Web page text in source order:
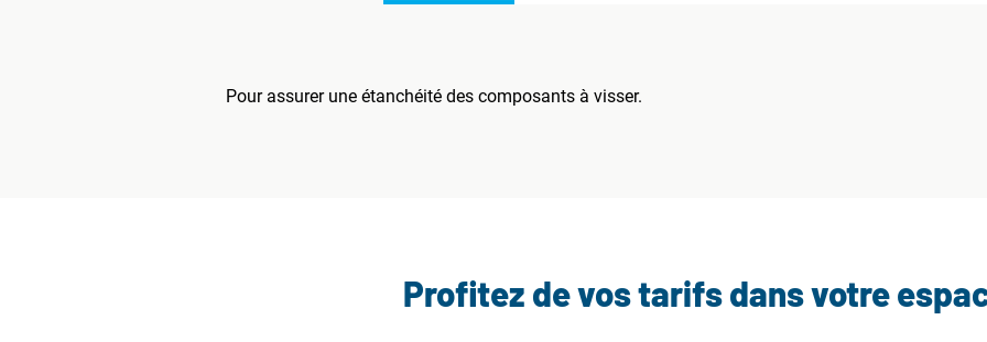
Pour assurer une étanchéité des composants à visser.
Profitez de vos tarifs dans votre